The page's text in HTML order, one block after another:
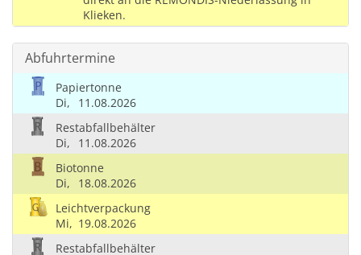
Klieken.
Abfuhrtermine
Papiertonne
Di,
11.08.2026
Restabfallbehälter
Di,
11.08.2026
Biotonne
Di,
18.08.2026
Leichtverpackung
Mi, 19.08.2026
Restabfallbehälter